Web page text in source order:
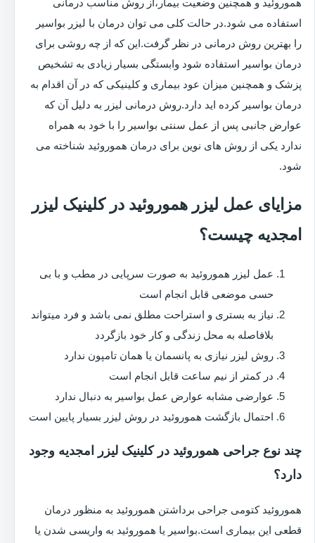
هموروئید و همچنین وضعیت بیمار،از روش مناسب درمانی
استفاده می شود.در حالت کلی می توان درمان با لیزر بواسیر
را بهترین روش درمانی در نظر گرفت.این که از چه روشی برای
درمان بواسیر استفاده شود وابستگی بسیار زیادی به تشخیص
پزشک و همچنین میزان عود بیماری و کلینیکی که در آن اقدام به
درمان بواسیر کرده اید دارد.روش درمانی لیزر به دلیل آن که
عوارض جانبی پس از عمل سنتی بواسیر را با خود به همراه
ندارد یکی از روش های نوین برای درمان هموروئید شناخته می
شود.
مزایای عمل لیزر هموروئید در کلینیک لیزر
امجدیه چیست؟
عمل لیزر هموروئید به صورت سرپایی در مطب و با بی
حسی موضعی قابل انجام است
نیاز به بستری و استراحت مطلق نمی باشد و فرد میتواند
بلافاصله به محل زندگی و کار خود بازگردد
روش لیزر نیازی به پانسمان یا همان تامپون ندارد
در کمتر از نیم ساعت قابل انجام است
عوارضی مشابه عوارض عمل بواسیر به دنبال ندارد
احتمال بازگشت هموروئید در روش لیزر بسیار پایین است
چند نوع جراحی هموروئید در کلینیک لیزر امجدیه وجود
دارد؟
هموروئید کتومی جراحی برداشتن هموروئید به منظور درمان
قطعی این بیماری است.بواسیر یا هموروئید به واریسی شدن یا